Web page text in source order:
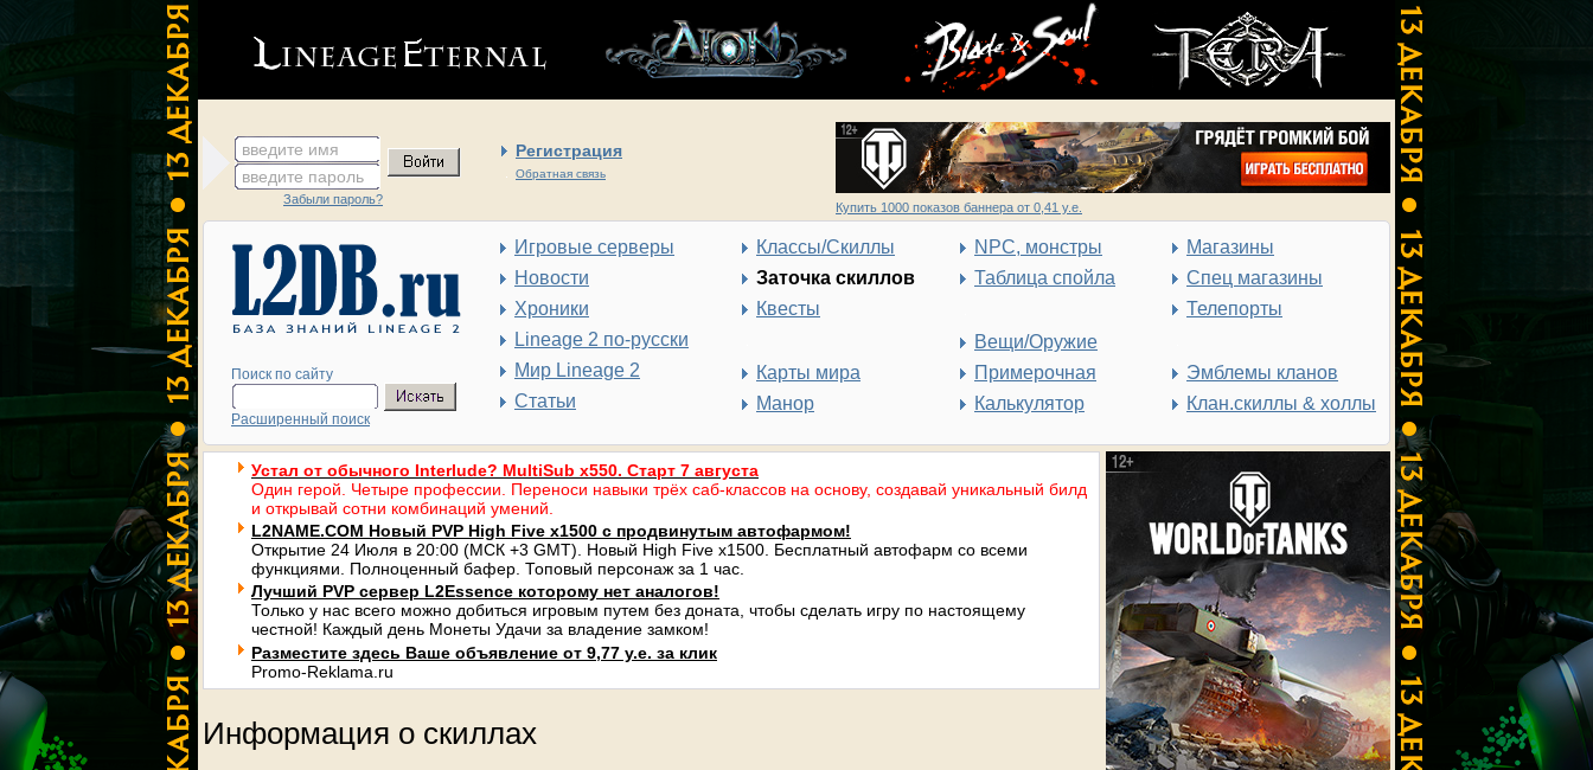
введите имя Регистрация
Обратная связь
введите пароль
Забыли пароль?
Купить 1000 показов баннера от 0,41 у.е.
Поиск по сайту
Расширенный поиск
Игровые серверы
Новости
Хроники
Lineage 2 по-русски
Мир Lineage 2
Статьи
Классы/Скиллы
Заточка скиллов
Квесты
Карты мира
Манор
NPC, монстры
Таблица спойла
Вещи/Оружие
Примерочная
Калькулятор
Магазины
Спец магазины
Телепорты
Эмблемы кланов
Клан.скиллы & холлы
Устал от обычного Interlude? MultiSub x550. Старт 7 августа
Один герой. Четыре профессии. Переноси навыки трёх саб-классов на основу, создавай уникальный билд
и открывай сотни комбинаций умений.
L2NAME.COM Новый PVP High Five x1500 с продвинутым автофармом!
Открытие 24 Июля в 20:00 (МСК +3 GMT). Новый High Five x1500. Бесплатный автофарм со всеми
функциями. Полноценный бафер. Топовый персонаж за 1 час.
Лучший PVP сервер L2Essence которому нет аналогов!
Только у нас всего можно добиться игровым путем без доната, чтобы сделать игру по настоящему
честной! Каждый день Монеты Удачи за владение замком!
Разместите здесь Ваше объявление от 9,77 у.е. за клик
Promo-Reklama.ru
Информация о скиллах